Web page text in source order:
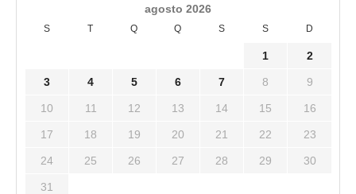
agosto 2026
S T Q Q S S D
1 2
3 4 5 6 7 8 9
10 11 12 13 14 15 16
17 18 19 20 21 22 23
24 25 26 27 28 29 30
31